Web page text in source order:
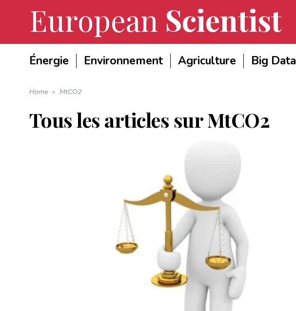
European Scientist
Énergie Environnement Agriculture Big Data
Home » MtCO2
Tous les articles surMtCO2